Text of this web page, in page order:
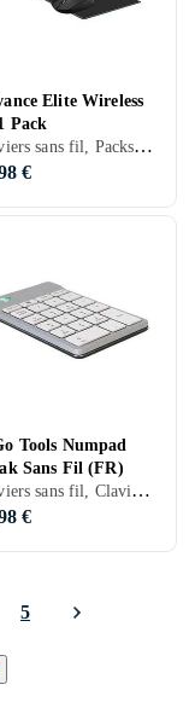
Elite Wireless
Pack
Claviers sans fil, Packs clavier et souris, Claviers ergonomiques, Français, PC, Ergonomiquement
€
Tools Numpad
Sans Fil (FR)
Claviers sans fil, Claviers filaires, Packs clavier et souris, Claviers ergonomiques, Membran, PC, Mac, Ergonomiquement
€
5